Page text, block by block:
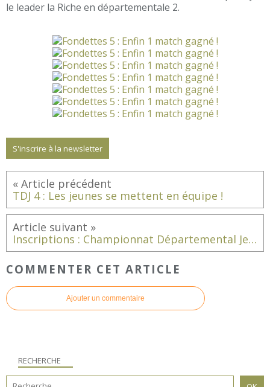
le leader la Riche en départementale 2.
S'inscrire à la newsletter
TDJ 4 : Les jeunes se mettent en équipe !
Inscriptions : Championnat Départemental Jeunes et Vétérans
COMMENTER CET ARTICLE
Ajouter un commentaire
RECHERCHE